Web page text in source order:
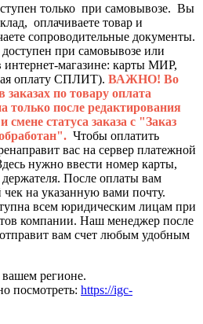
только при самовывозе. Вы
оплачиваете товар и
сопроводительные документы.
при самовывозе или
интернет-магазине: карты МИР,
оплату СПЛИТ). ВАЖНО! Во
по товару оплата
только после редактирования
смене статуса заказа с "Заказ
Чтобы оплатить
вас на сервер платежной
нужно ввести номер карты,
После оплаты вам
на указанную вами почту.
всем юридическим лицам при
компании. Наш менеджер после
отправит вам счет любым удобным
вашем регионе.
посмотреть: https://igc-